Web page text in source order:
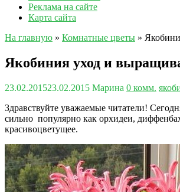
Реклама на сайте
Карта сайта
На главную » Комнатные цветы »
Якобиния уход и
23.02.201523.02.2015 Марина 0 комм.
Здравствуйте уважаемые читатели!
сильно популярно как орхидеи,
красивоцветущее.